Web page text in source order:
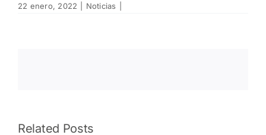
22 enero, 2022 Noticias
Related PostsDetecta